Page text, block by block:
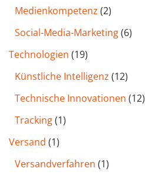
Medienkompetenz (2)
Social-Media-Marketing(6)
Technologien (19)
Künstliche Intelligenz (12)
Technische Innovationen (12)
Tracking(1)
Versand (1)
Versandverfahren (1)